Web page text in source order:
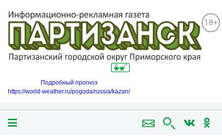
18+
Подробный прогноз
https://world-weather.ru/pogoda/russia/kazan/